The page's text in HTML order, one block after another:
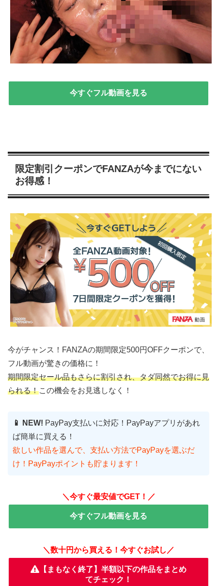
今すぐフル動画を見る
限定割引クーポンでFANZAが今までにない
お得感！
今がチャンス！FANZAの期間限定500円OFFクーポンで、
フル動画が驚きの価格に！
期間限定セール品もさらに割引され、タダ同然でお得に見
られる！この機会をお見逃しなく！
📱 NEW! PayPay支払いに対応！PayPayアプリがあれ
ば簡単に買える！
欲しい作品を選んで、支払い方法でPayPayを選ぶだ
け！PayPayポイントも貯まります！
＼今すぐ最安値でGET！／
今すぐフル動画を見る
＼数十円から買える！今すぐお試し／
【まもなく終了】半額以下の作品をまとめ
てチェック！